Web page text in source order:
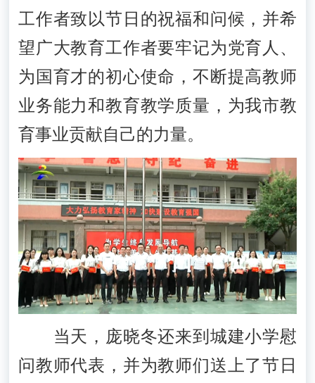
工作者致以节日的祝福和问候，并希
望广大教育工作者要牢记为党育人、
为国育才的初心使命，不断提高教师
业务能力和教育教学质量，为我市教
育事业贡献自己的力量。
当天，庞晓冬还来到城建小学慰
问教师代表，并为教师们送上了节日